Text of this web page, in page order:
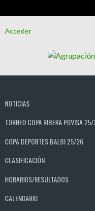
alAcceder
NOTICIAS
TORNEO COPA RIBERA POVISA
COPA DEPORTES BALBI 25/26
CLASIFICACIÓN
HORARIOS/RESULTADOS
CALENDARIO